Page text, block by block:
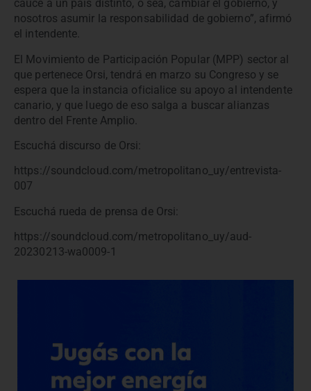
cauce a un país distinto, o sea, cambiar el gobierno, y
nosotros asumir la responsabilidad de gobierno”, afirmó
el intendente.
El Movimiento de Participación Popular (MPP) sector al
que pertenece Orsi, tendrá en marzo su Congreso y se
espera que la instancia oficialice su apoyo al intendente
canario, y que luego de eso salga a buscar alianzas
dentro del Frente Amplio.
Escuchá discurso de Orsi:
https://soundcloud.com/metropolitano_uy/entrevista-
007
Escuchá rueda de prensa de Orsi:
https://soundcloud.com/metropolitano_uy/aud-
20230213-wa0009-1